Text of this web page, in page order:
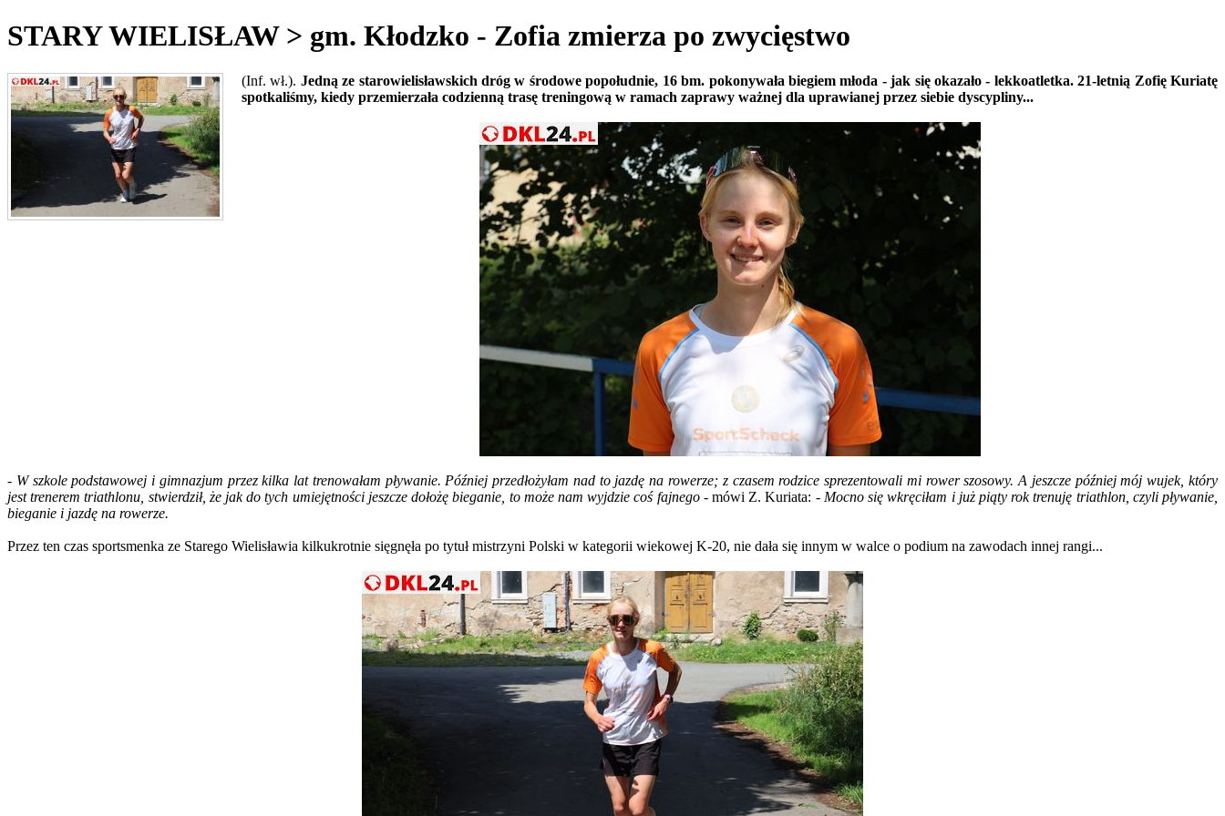
STARY WIELISŁAW > gm. Kłodzko - Zofia zmierza po zwycięstwo
(Inf. wł.). Jedną ze starowielisławskich dróg w środowe popołudnie, 16 bm. pokonywała biegiem młoda - jak się okazało - lekkoatletka. 21-letnią Zofię Kuriatę
spotkaliśmy, kiedy przemierzała codzienną trasę treningową w ramach zaprawy ważnej dla uprawianej przez siebie dyscypliny...
- W szkole podstawowej i gimnazjum przez kilka lat trenowałam pływanie. Później przedłożyłam nad to jazdę na rowerze; z czasem rodzice sprezentowali mi rower szosowy. A jeszcze później mój wujek, który
jest trenerem triathlonu, stwierdził, że jak do tych umiejętności jeszcze dołożę bieganie, to może nam wyjdzie coś fajnego -mówi Z. Kuriata: - Mocno się wkręciłam i już piąty rok trenuję triathlon, czyli pływanie,
bieganie i jazdę na rowerze.
Przez ten czas sportsmenka ze Starego Wielisławia kilkukrotnie sięgnęła po tytuł mistrzyni Polski w kategorii wiekowej K-20, nie dała się innym w walce o podium na zawodach innej rangi...